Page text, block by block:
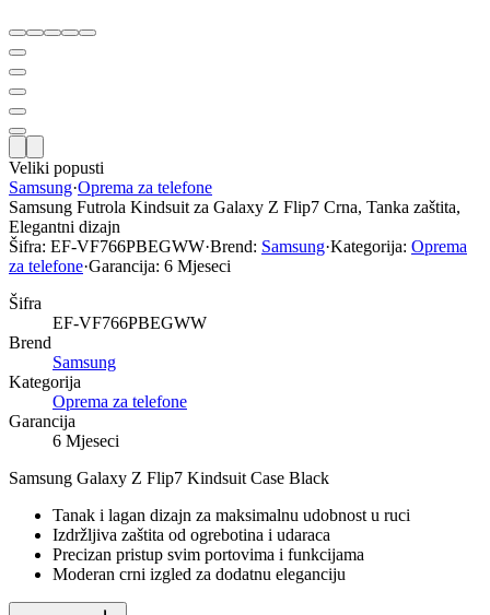
Veliki popusti
Samsung·Oprema za telefone
Samsung Futrola Kindsuit za Galaxy Z Flip7 Crna, Tanka zaštita,
Elegantni dizajn
Šifra: EF-VF766PBEGWW·Brend: Samsung·Kategorija: Oprema
za telefone·Garancija: 6 Mjeseci
Šifra
EF-VF766PBEGWW
Brend
Samsung
Kategorija
Oprema za telefone
Garancija
6 Mjeseci
Samsung Galaxy Z Flip7 Kindsuit Case Black
Tanak i lagan dizajn za maksimalnu udobnost u ruci
Izdržljiva zaštita od ogrebotina i udaraca
Precizan pristup svim portovima i funkcijama
Moderan crni izgled za dodatnu eleganciju